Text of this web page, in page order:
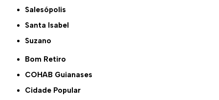
Salesópolis
Santa Isabel
Suzano
Bom Retiro
COHAB Guianases
Cidade Popular